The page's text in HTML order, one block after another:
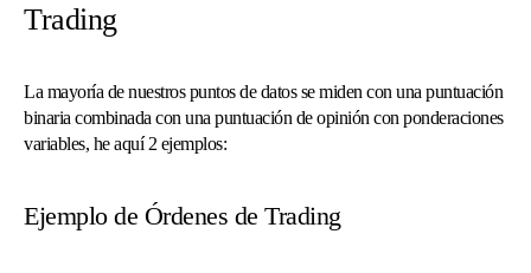
Trading
La mayoría de nuestros puntos de datos se miden con una puntuación
binaria combinada con una puntuación de opinión con ponderaciones
variables, he aquí 2 ejemplos:
Ejemplo de Órdenes de Trading